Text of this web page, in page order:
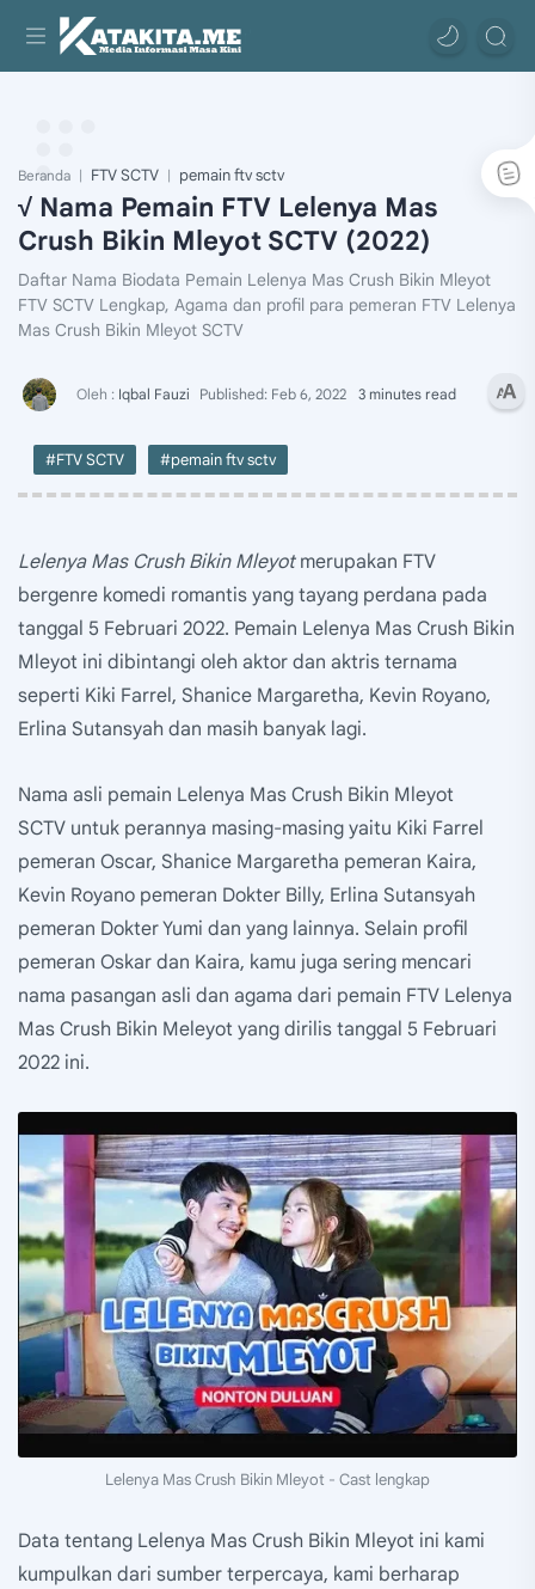
Beranda FTV SCTV pemain ftv sctv
√ Nama Pemain FTV Lelenya Mas
Crush Bikin Mleyot SCTV (2022)
Daftar Nama Biodata Pemain Lelenya Mas Crush Bikin Mleyot
FTV SCTV Lengkap, Agama dan profil para pemeran FTV Lelenya
Mas Crush Bikin Mleyot SCTV
3 minutes read
#FTV SCTV #pemain ftv sctv
Lelenya Mas Crush Bikin Mleyotmerupakan FTV
bergenre komedi romantis yang tayang perdana pada
tanggal 5 Februari 2022. Pemain Lelenya Mas Crush Bikin
Mleyot ini dibintangi oleh aktor dan aktris ternama
seperti Kiki Farrel, Shanice Margaretha, Kevin Royano,
Erlina Sutansyah dan masih banyak lagi.
Nama asli pemain Lelenya Mas Crush Bikin Mleyot
SCTV untuk perannya masing-masing yaitu Kiki Farrel
pemeran Oscar, Shanice Margaretha pemeran Kaira,
Kevin Royano pemeran Dokter Billy, Erlina Sutansyah
pemeran Dokter Yumi dan yang lainnya. Selain profil
pemeran Oskar dan Kaira, kamu juga sering mencari
nama pasangan asli dan agama dari pemain FTV Lelenya
Mas Crush Bikin Meleyot yang dirilis tanggal 5 Februari
2022 ini.
Lelenya Mas Crush Bikin Mleyot - Cast lengkap
Data tentang Lelenya Mas Crush Bikin Mleyot ini kami
kumpulkan dari sumber terpercaya, kami berharap